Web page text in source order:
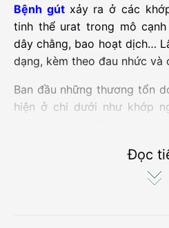
Bệnh gút xảy ra ở các
tinh thể urat trong mô
dây chằng, bao hoạt dịch…
dạng, kèm theo đau nhức và
Ban đầu những thương tổn
hiện ở chi dưới như khớp
chứng này có thể gâyĐọc